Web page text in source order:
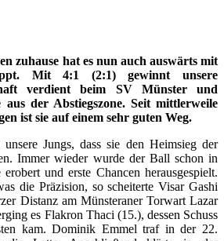
zuhause hat es nun auch auswärts mit
Mit 4:1 (2:1) gewinnt unsere
verdient beim SV Münster und
der Abstiegszone. Seit mittlerweile
ist sie auf einem sehr guten Weg.
Jungs, dass sie den Heimsieg der
Immer wieder wurde der Ball schon in
und erste Chancen herausgespielt.
die Präzision, so scheiterte Visar Gashi
Distanz am Münsteraner Torwart Lazar
es Flakron Thaci (15.), dessen Schuss
kam. Dominik Emmel traf in der 22.